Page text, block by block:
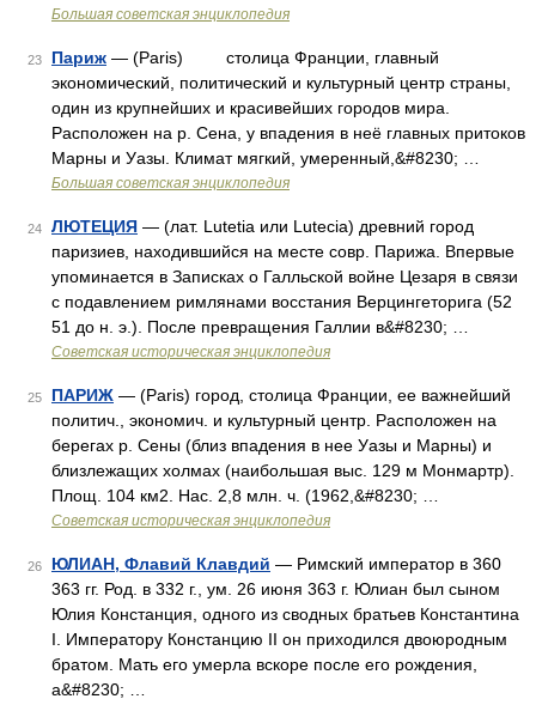
Большая советская энциклопедия
23 Париж — (Paris) столица Франции, главный
экономический, политический и культурный центр страны,
один из крупнейших и красивейших городов мира.
Расположен на р. Сена, у впадения в неё главных притоков
Марны и Уазы. Климат мягкий, умеренный,&#8230; …
Большая советская энциклопедия
24 ЛЮТЕЦИЯ — (лат. Lutetia или Lutecia) древний город
паризиев, находившийся на месте совр. Парижа. Впервые
упоминается в Записках о Галльской войне Цезаря в связи
с подавлением римлянами восстания Верцингеторига (52
51 до н. э.). После превращения Галлии в&#8230; …
Советская историческая энциклопедия
25 ПАРИЖ — (Paris) город, столица Франции, ее важнейший
политич., экономич. и культурный центр. Расположен на
берегах р. Сены (близ впадения в нее Уазы и Марны) и
близлежащих холмах (наибольшая выс. 129 м Монмартр).
Площ. 104 км2. Нас. 2,8 млн. ч. (1962,&#8230; …
Советская историческая энциклопедия
26 ЮЛИАН, Флавий Клавдий — Римский император в 360
363 гг. Род. в 332 г., ум. 26 июня 363 г. Юлиан был сыном
Юлия Констанция, одного из сводных братьев Константина
I. Императору Констанцию II он приходился двоюродным
братом. Мать его умерла вскоре после его рождения,
а&#8230; …